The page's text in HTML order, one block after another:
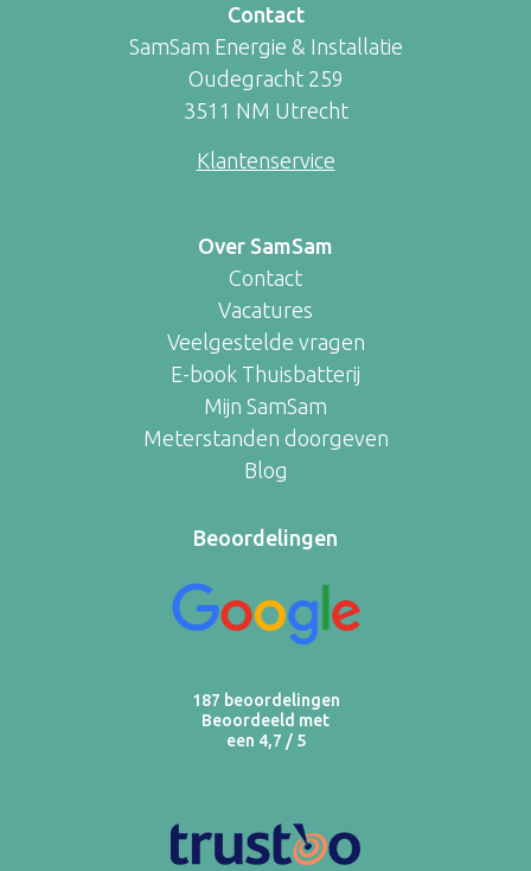
Contact
SamSam Energie & Installatie
Oudegracht 259
3511 NM Utrecht
Klantenservice
Over SamSam
Contact
Vacatures
Veelgestelde vragen
E-book Thuisbatterij
Mijn SamSam
Meterstanden doorgeven
Blog
Beoordelingen
187 beoordelingen
Beoordeeld met
een 4,7 / 5